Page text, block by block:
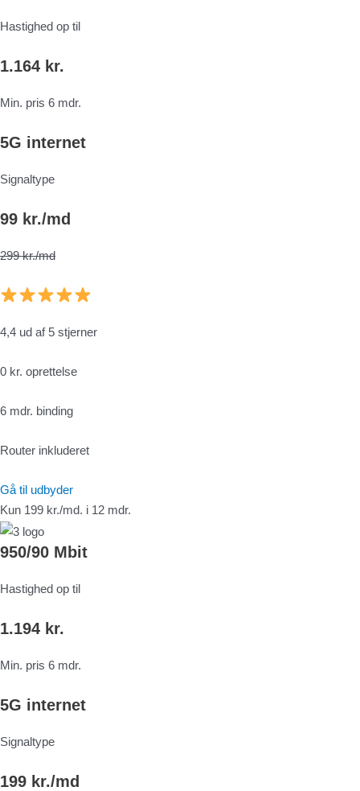
Hastighed op til
1.164 kr.
Min. pris 6 mdr.
5G internet
Signaltype
99 kr./md
299 kr./md
4,4 ud af 5 stjerner
0 kr. oprettelse
6 mdr. binding
Router inkluderet
Gå til udbyder
Kun 199 kr./md. i 12 mdr.
950/90 Mbit
Hastighed op til
1.194 kr.
Min. pris 6 mdr.
5G internet
Signaltype
199 kr./md